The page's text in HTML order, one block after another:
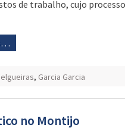
de trabalho, cujo
, Garcia Garcia
no Montijo